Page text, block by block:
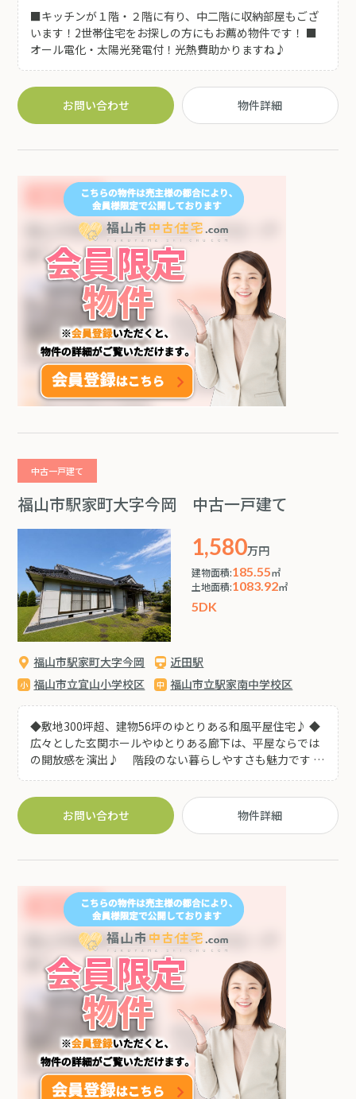
■キッチンが１階・２階に有り、中二階に収納部屋もござ
います！2世帯住宅をお探しの方にもお薦め物件です！ ■
オール電化・太陽光発電付！光熱費助かりますね♪
お問い合わせ 物件詳細
中古一戸建て
福山市駅家町大字今岡 中古一戸建て
1,580万円
建物面積:185.55㎡
土地面積:1083.92㎡
5DK
福山市駅家町大字今岡
近田駅
福山市立宜山小学校区
福山市立駅家南中学校区
◆敷地300坪超、建物56坪のゆとりある和風平屋住宅♪ ◆
広々とした玄関ホールやゆとりある廊下は、平屋ならでは
の開放感を演出♪ 階段のない暮らしやすさも魅力です ◆
広々としたお庭は四季折々の風景を楽しみながら穏やかな
時間を過ごせます♪ ◆本格的な和室や欄間、縁側など、和
の趣を大切にした落ち着きのある住空間♪ ◆広い敷地を活
かして家庭菜園やガーデニング、趣味のスペースなど多彩
辺は静かで ゆったりとした暮らしを実現できます(^^)
お問い合わせ 物件詳細